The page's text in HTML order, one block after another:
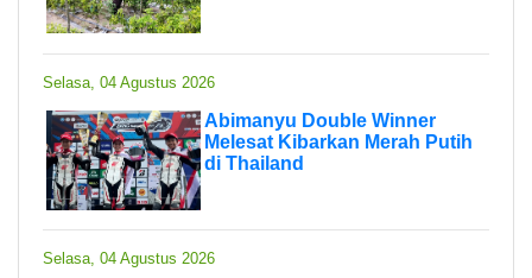
Selasa, 04 Agustus 2026
Abimanyu Double Winner
Melesat Kibarkan Merah Putih
di Thailand
Selasa, 04 Agustus 2026